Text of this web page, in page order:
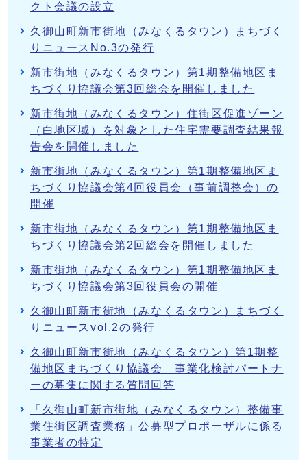
クト会議の設立
久御山町新市街地（みなくるタウン）まちづく
りニュースNo.3の発行
新市街地（みなくるタウン）第1期整備地区ま
ちづくり協議会第3回総会を開催しました
新市街地（みなくるタウン）住街区促進ゾーン
（白地区域）を対象とした住宅需要調査結果報
告会を開催しました
新市街地（みなくるタウン）第1期整備地区ま
ちづくり協議会第4回役員会（事前調整会）の
開催
新市街地（みなくるタウン）第1期整備地区ま
ちづくり協議会第2回総会を開催しました
新市街地（みなくるタウン）第1期整備地区ま
ちづくり協議会第3回役員会の開催
久御山町新市街地（みなくるタウン）まちづく
りニュースvol.2の発行
久御山町新市街地（みなくるタウン）第1期整
備地区まちづくり協議会 事業化検討パートナ
ーの募集に関する質問回答
「久御山町新市街地（みなくるタウン）整備事
業住街区調査業務」公募型プロポーザルに係る
事業者の特定